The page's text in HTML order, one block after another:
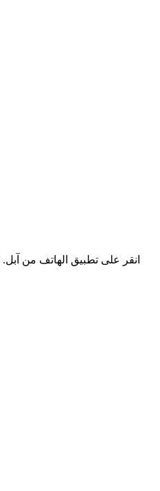
انقر على تطبيق الهاتف من